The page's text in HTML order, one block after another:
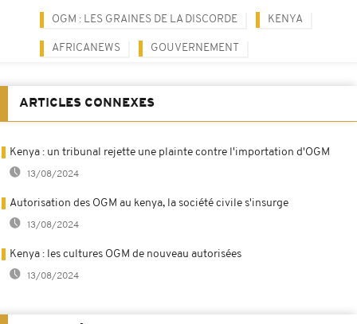
OGM : LES GRAINES DE LA DISCORDE KENYA
AFRICANEWS GOUVERNEMENT
ARTICLES CONNEXES
Kenya : un tribunal rejette une plainte contre l'importation d'OGM
13/08/2024
Autorisation des OGM au kenya, la société civile s'insurge
13/08/2024
Kenya : les cultures OGM de nouveau autorisées
13/08/2024